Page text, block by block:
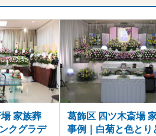
家族葬
クグラデ
葛飾区 四ツ木斎場
事例｜白菊と色とり